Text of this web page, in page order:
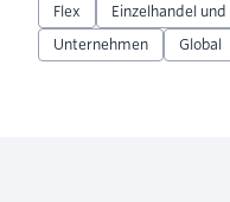
Flex Einzelhandel
Unternehmen
Global